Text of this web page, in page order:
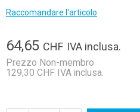
Raccomandare l'articolo
64,65 CHF IVA inclusa.
Prezzo Non-membro
129,30 CHF IVA inclusa.